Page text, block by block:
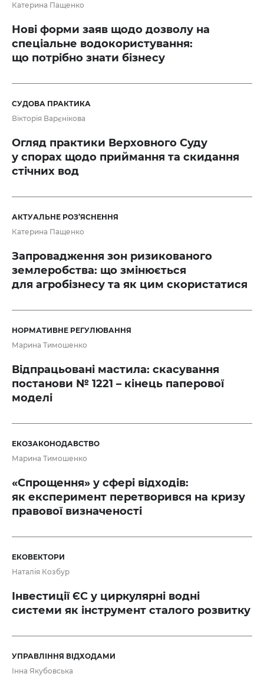
Катерина Пащенко
Нові форми заяв щодо дозволу на
спеціальне водокористування:
що потрібно знати бізнесу
СУДОВА ПРАКТИКА
Вікторія Варєнікова
Огляд практики Верховного Суду
у спорах щодо приймання та скидання
стічних вод
АКТУАЛЬНЕ РОЗ’ЯСНЕННЯ
Катерина Пащенко
Запровадження зон ризикованого
землеробства: що змінюється
для агробізнесу та як цим скористатися
НОРМАТИВНЕ РЕГУЛЮВАННЯ
Марина Тимошенко
Відпрацьовані мастила: скасування
постанови № 1221 – кінець паперової
моделі
ЕКОЗАКОНОДАВСТВО
Марина Тимошенко
«Спрощення» у сфері відходів:
як експеримент перетворився на кризу
правової визначеності
ЕКОВЕКТОРИ
Наталія Козбур
Інвестиції ЄС у циркулярні водні
системи як інструмент сталого розвитку
УПРАВЛІННЯ ВІДХОДАМИ
Інна Якубовська